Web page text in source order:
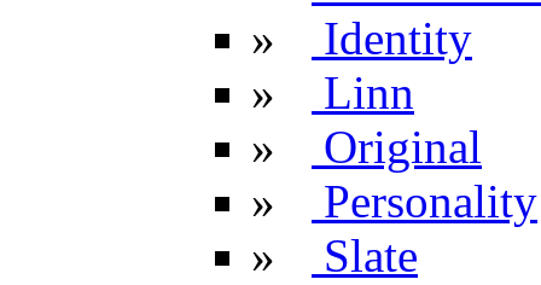
»
Identity
»
Linn
»
Original
»
Personality
»
Slate